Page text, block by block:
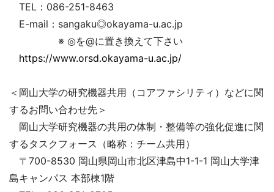
TEL：086-251-8463
E-mail：sangaku◎okayama-u.ac.jp
※ ◎を@に置き換えて下さい
https://www.orsd.okayama-u.ac.jp/
＜岡山大学の研究機器共用（コアファシリティ）などに関
するお問い合わせ先＞
岡山大学研究機器の共用の体制・整備等の強化促進に関
するタスクフォース（略称：チーム共用）
〒700-8530 岡山県岡山市北区津島中1-1-1 岡山大学津
島キャンパス 本部棟1階